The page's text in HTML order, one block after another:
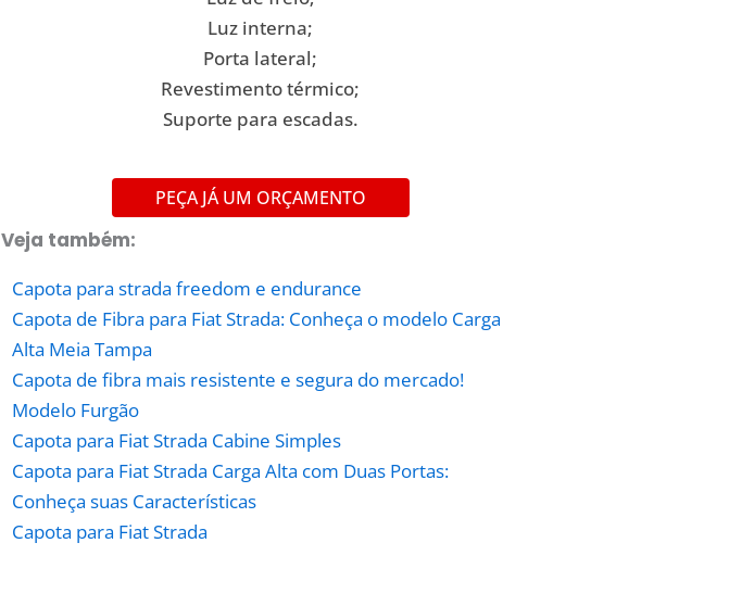
Luz interna;
Porta lateral;
Revestimento térmico;
Suporte para escadas.
PEÇA JÁ UM ORÇAMENTO
Veja também:
Capota para strada freedom e endurance
Capota de Fibra para Fiat Strada: Conheça o modelo Carga
Alta Meia Tampa
Capota de fibra mais resistente e segura do mercado!
Modelo Furgão
Capota para Fiat Strada Cabine Simples
Capota para Fiat Strada Carga Alta com Duas Portas:
Conheça suas Características
Capota para Fiat Strada